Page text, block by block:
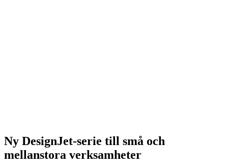
Ny DesignJet-serie till små och
mellanstora verksamheter